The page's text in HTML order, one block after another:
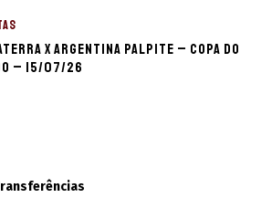
x Argentina palpite – Copa do
– 15/07/26